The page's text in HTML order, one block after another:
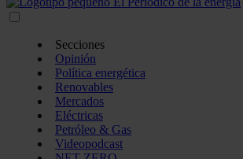
Secciones
Opinión
Política energética
Renovables
Mercados
Eléctricas
Petróleo & Gas
Videopodcast